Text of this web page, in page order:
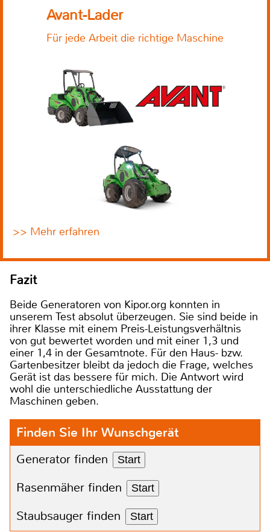
Avant-Lader
Für jede Arbeit die richtige Maschine
>> Mehr erfahren
Fazit
Beide Generatoren von Kipor.org konnten in
unserem Test absolut überzeugen. Sie sind beide in
ihrer Klasse mit einem Preis-Leistungsverhältnis
von gut bewertet worden und mit einer 1,3 und
einer 1,4 in der Gesamtnote. Für den Haus- bzw.
Gartenbesitzer bleibt da jedoch die Frage, welches
Gerät ist das bessere für mich. Die Antwort wird
wohl die unterschiedliche Ausstattung der
Maschinen geben.
Finden Sie Ihr Wunschgerät
Generator finden Start
Rasenmäher finden Start
Staubsauger finden Start